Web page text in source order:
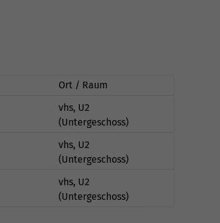
Ort / Raum
vhs, U2
(Untergeschoss)
vhs, U2
(Untergeschoss)
vhs, U2
(Untergeschoss)